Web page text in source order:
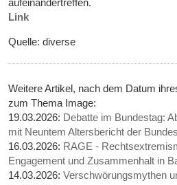
aufeinandertreffen.
Link
Quelle: diverse
Weitere Artikel, nach dem Datum
zum Thema Image:
19.03.2026: Debatte im Bundestag:
mit Neuntem Altersbericht der
16.03.2026: RAGE -
Engagement und Zusammenhalt in
14.03.2026:Verschwörungsmythen